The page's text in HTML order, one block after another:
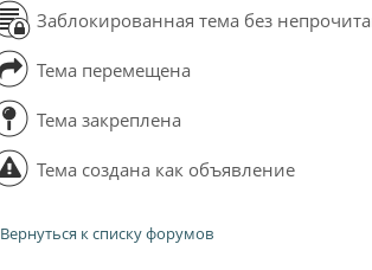
Заблокированная тема без
Тема перемещена
Тема закреплена
Тема создана как объявление
Вернуться к списку форумов